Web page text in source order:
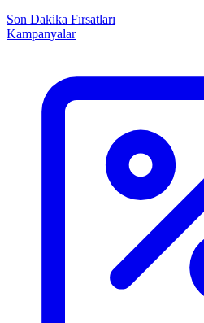
Son Dakika Fırsatları
Kampanyalar